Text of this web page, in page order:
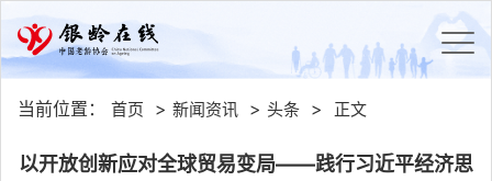
当前位置： 首页 > 新闻资讯 > 头条 > 正文
以开放创新应对全球贸易变局——践行习近平经济思